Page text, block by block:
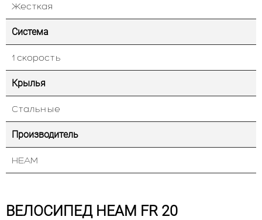
Жесткая
Система
1 скорость
Крылья
Стальные
Производитель
HEAM
ВЕЛОСИПЕД HEAM FR 20